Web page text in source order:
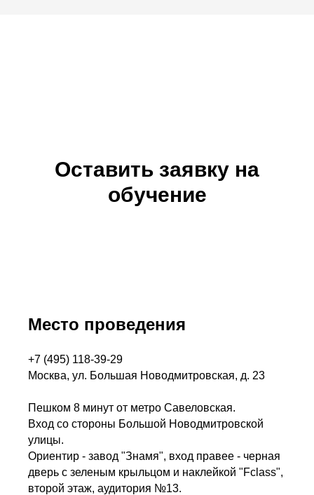
Оставить заявку на
обучение
Место проведения
+7 (495) 118-39-29
Москва, ул. Большая Новодмитровская, д. 23
Пешком 8 минут от метро Савеловская.
Вход со стороны Большой Новодмитровской
улицы.
Ориентир - завод "Знамя", вход правее - черная
дверь с зеленым крыльцом и наклейкой "Fclass",
второй этаж, аудитория №13.